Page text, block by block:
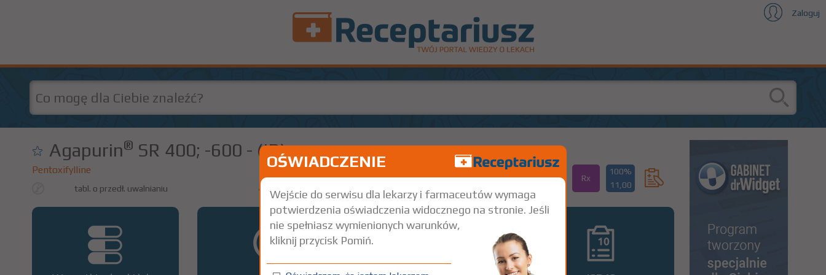
Zaloguj
Agapurin® SR 400; -600 - (IR)
Pentoxifylline
tabl. o przedł. uwalnianiu 400 mg Doustnie
Rx
100%
11,00
OŚWIADCZENIE
Wejście do serwisu dla lekarzy i farmaceutów wymaga
potwierdzenia oświadczenia widocznego na stronie. Jeśli
nie spełniasz wymienionych warunków,
kliknij przycisk Pomiń.